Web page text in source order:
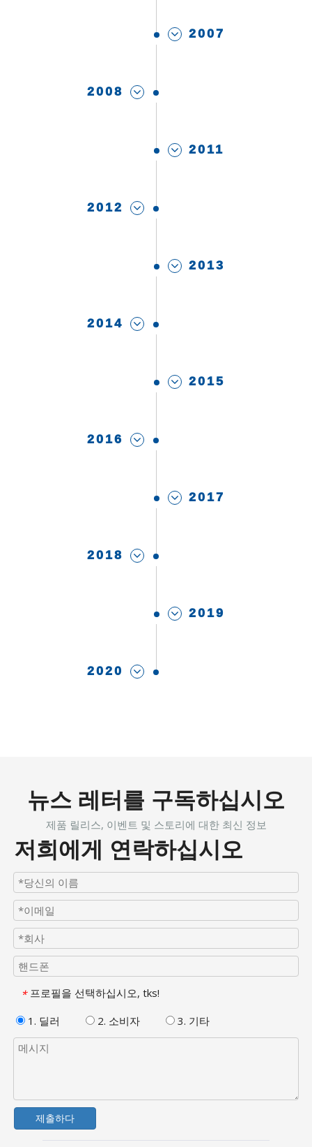
2007
2008
2011
2012
2013
2014
2015
2016
2017
2018
2019
2020
뉴스 레터를 구독하십시오
제품 릴리스, 이벤트 및 스토리에 대한 최신 정보
저희에게 연락하십시오
* 프로필을 선택하십시오, tks!
1. 딜러
2. 소비자 3. 기타
제출하다